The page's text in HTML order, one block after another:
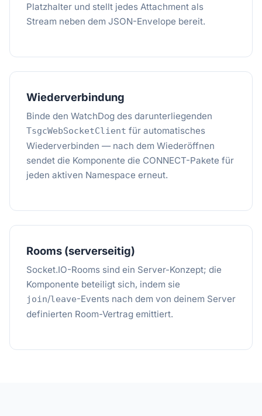
Platzhalter und stellt jedes Attachment als
Stream neben dem JSON-Envelope bereit.
Wiederverbindung
Binde den WatchDog des darunterliegenden
TsgcWebSocketClient für automatisches
Wiederverbinden — nach dem Wiederöffnen
sendet die Komponente die CONNECT-Pakete für
jeden aktiven Namespace erneut.
Rooms (serverseitig)
Socket.IO-Rooms sind ein Server-Konzept; die
Komponente beteiligt sich, indem sie
join/leave-Events nach dem von deinem Server
definierten Room-Vertrag emittiert.